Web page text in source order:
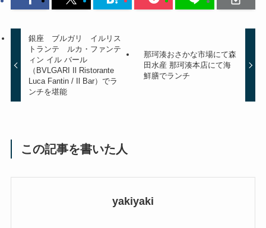
銀座 ブルガリ イルリス
トランテ ルカ・ファンテ
ィン イル バール
（BVLGARI Il Ristorante
Luca Fantin / Il Bar）でラ
ンチを堪能
那珂湊おさかな市場にて森
田水産 那珂湊本店にて海
鮮膳でランチ
この記事を書いた人
yakiyaki